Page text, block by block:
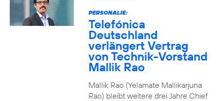
PERSONALIE:
Telefónica
Deutschland
verlängert Vertrag
von Technik-Vorstand
Mallik Rao
Mallik Rao (Yelamate Mallikarjuna
Rao) bleibt weitere drei Jahre Chief